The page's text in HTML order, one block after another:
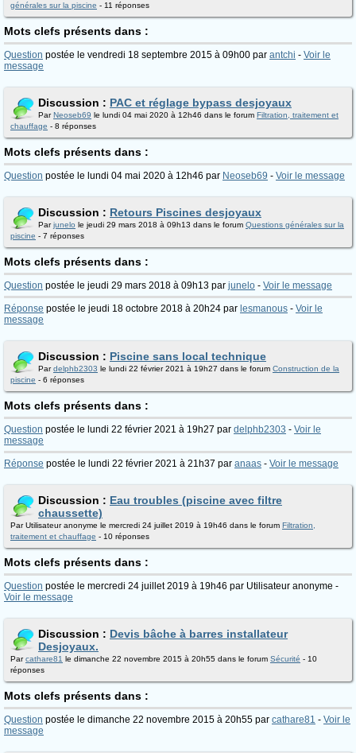
générales sur la piscine - 11 réponses
Mots clefs présents dans :
Question postée le vendredi 18 septembre 2015 à 09h00 par antchi - Voir le
message
Discussion : PAC et réglage bypass desjoyaux
ParNeoseb69 le lundi 04 mai 2020 à 12h46 dans le forum Filtration, traitement et
chauffage - 8 réponses
Mots clefs présents dans :
Question postée le lundi 04 mai 2020 à 12h46 par Neoseb69 - Voir le message
Discussion : Retours Piscines desjoyaux
Parjunelo le jeudi 29 mars 2018 à 09h13 dans le forum Questions générales sur la
piscine - 7 réponses
Mots clefs présents dans :
Question postée le jeudi 29 mars 2018 à 09h13 par junelo - Voir le message
Réponse postée le jeudi 18 octobre 2018 à 20h24 par lesmanous - Voir le
message
Discussion : Piscine sans local technique
Pardelphb2303 le lundi 22 février 2021 à 19h27 dans le forum Construction de la
piscine - 6 réponses
Mots clefs présents dans :
Question postée le lundi 22 février 2021 à 19h27 par delphb2303 - Voir le
message
Réponse postée le lundi 22 février 2021 à 21h37 par anaas - Voir le message
Discussion : Eau troubles (piscine avec filtre
chaussette)
Par Utilisateur anonyme le mercredi 24 juillet 2019 à 19h46 dans le forum Filtration,
traitement et chauffage - 10 réponses
Mots clefs présents dans :
Question postée le mercredi 24 juillet 2019 à 19h46 par Utilisateur anonyme -
Voir le message
Discussion : Devis bâche à barres installateur
Desjoyaux.
Parcathare81 le dimanche 22 novembre 2015 à 20h55 dans le forum Sécurité - 10
réponses
Mots clefs présents dans :
Question postée le dimanche 22 novembre 2015 à 20h55 par cathare81 - Voir le
message